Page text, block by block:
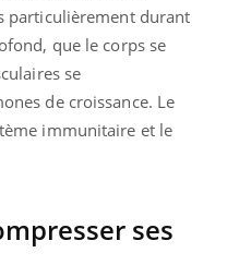
particulièrement durant
que le corps se
se
de croissance. Le
immunitaire et le
ses